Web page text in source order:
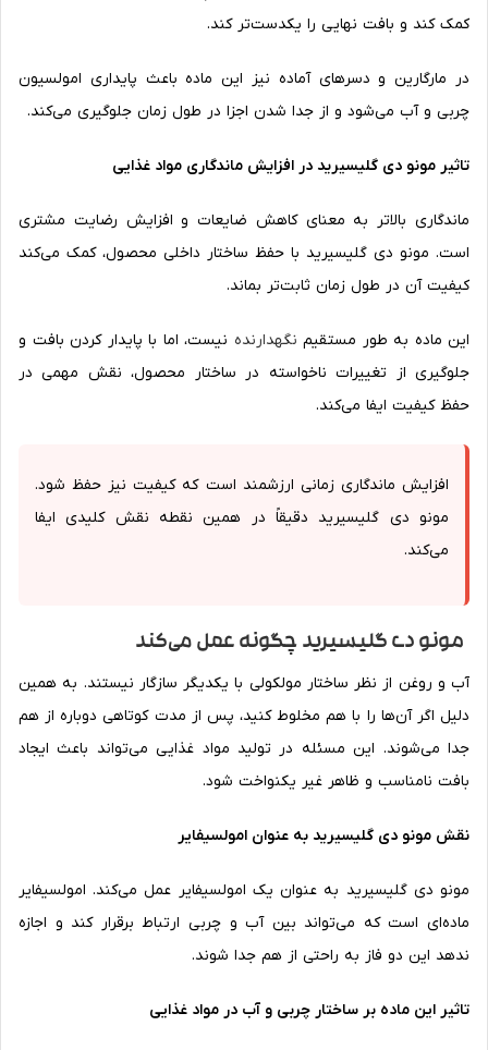
کمک کند و بافت نهایی را یکدست‌تر کند.
در مارگارین و دسرهای آماده نیز این ماده باعث پایداری امولسیون
چربی و آب می‌شود و از جدا شدن اجزا در طول زمان جلوگیری می‌کند.
تاثیر مونو دی گلیسیرید در افزایش ماندگاری مواد غذایی
ماندگاری بالاتر به معنای کاهش ضایعات و افزایش رضایت مشتری
است. مونو دی گلیسیرید با حفظ ساختار داخلی محصول، کمک می‌کند
کیفیت آن در طول زمان ثابت‌تر بماند.
این ماده به طور مستقیم نگهدارنده نیست، اما با پایدار کردن بافت و
جلوگیری از تغییرات ناخواسته در ساختار محصول، نقش مهمی در
حفظ کیفیت ایفا می‌کند.
افزایش ماندگاری زمانی ارزشمند است که کیفیت نیز حفظ شود.
مونو دی گلیسیرید دقیقاً در همین نقطه نقش کلیدی ایفا
می‌کند.
مونو دی گلیسیرید چگونه عمل می‌کند
آب و روغن از نظر ساختار مولکولی با یکدیگر سازگار نیستند. به همین
دلیل اگر آن‌ها را با هم مخلوط کنید، پس از مدت کوتاهی دوباره از هم
جدا می‌شوند. این مسئله در تولید مواد غذایی می‌تواند باعث ایجاد
بافت نامناسب و ظاهر غیر یکنواخت شود.
نقش مونو دی گلیسیرید به عنوان امولسیفایر
مونو دی گلیسیرید به عنوان یک امولسیفایر عمل می‌کند. امولسیفایر
ماده‌ای است که می‌تواند بین آب و چربی ارتباط برقرار کند و اجازه
ندهد این دو فاز به راحتی از هم جدا شوند.
تاثیر این ماده بر ساختار چربی و آب در مواد غذایی